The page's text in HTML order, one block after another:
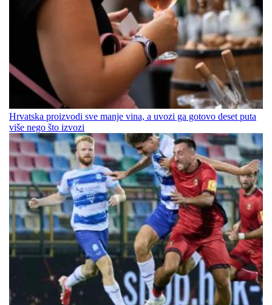
Hrvatska proizvodi sve manje vina, a uvozi ga gotovo deset puta
više nego što izvozi